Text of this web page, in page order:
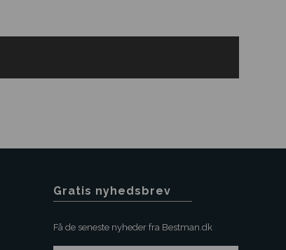
Gratis nyhedsbrev
Få de seneste nyheder fra Bestman.dk